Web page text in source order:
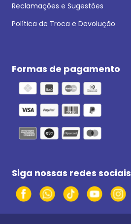
Reclamações e Sugestões
Política de Troca e Devolução
Formas de pagamento
Siga nossas redes sociais